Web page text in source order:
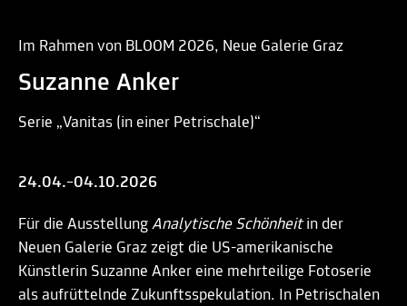
Im Rahmen von BLOOM 2026, Neue Galerie Graz
Suzanne Anker
Serie „Vanitas (in einer Petrischale)“
24.04.–04.10.2026
Für die Ausstellung Analytische Schönheitin der
Neuen Galerie Graz zeigt die US-amerikanische
Künstlerin Suzanne Anker eine mehrteilige Fotoserie
als aufrüttelnde Zukunftsspekulation. In Petrischalen